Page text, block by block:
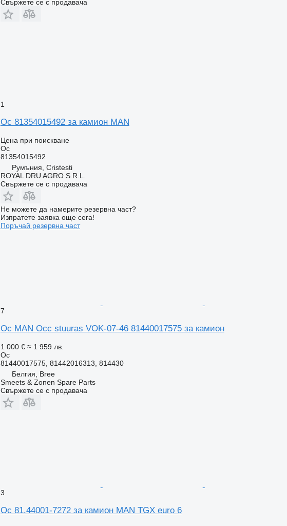
Свържете се с продавача
1
Ос 81354015492 за камион MAN
Цена при поискване
Ос
81354015492
Румъния, Cristesti
ROYAL DRU AGRO S.R.L.
Свържете се с продавача
Не можете да намерите резервна част?
Изпратете заявка още сега!
Поръчай резервна част
7
Ос MAN Occ stuuras VOK-07-46 81440017575 за камион
1 000 € ≈ 1 959 лв.
Ос
81440017575, 81442016313, 814430
Белгия, Bree
Smeets & Zonen Spare Parts
Свържете се с продавача
3
Ос 81.44001-7272 за камион MAN TGX euro 6